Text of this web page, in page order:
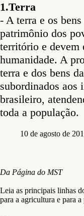
1.Terra
- A terra e os
patrimônio dos
território e devem
humanidade. A
terra e dos bens
subordinados aos
brasileiro,
toda a população.
10 de agosto de
Da Página do MST
Leia as principais linhas
para a agricultura e para